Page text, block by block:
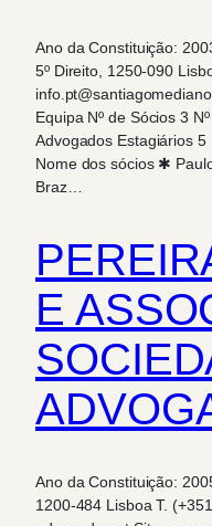
Ano da Constituição:
5º Direito, 1250-090
Equipa Nº de Sócios 3
Advogados Estagiários 5
Nome dos sócios ✱
Braz…
E
Ano da Constituição:
1200-484 Lisboa T.